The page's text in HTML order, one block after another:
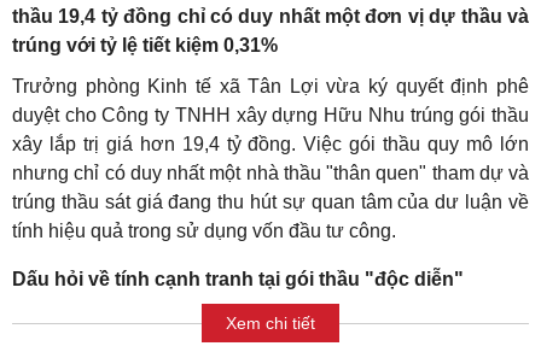
thầu 19,4 tỷ đồng chỉ có duy nhất một đơn vị dự thầu và
trúng với tỷ lệ tiết kiệm 0,31%
Trưởng phòng Kinh tế xã Tân Lợi vừa ký quyết định phê
duyệt cho Công ty TNHH xây dựng Hữu Nhu trúng gói thầu
xây lắp trị giá hơn 19,4 tỷ đồng. Việc gói thầu quy mô lớn
nhưng chỉ có duy nhất một nhà thầu "thân quen" tham dự và
trúng thầu sát giá đang thu hút sự quan tâm của dư luận về
tính hiệu quả trong sử dụng vốn đầu tư công.
Dấu hỏi về tính cạnh tranh tại gói thầu "độc diễn"
Xem chi tiết